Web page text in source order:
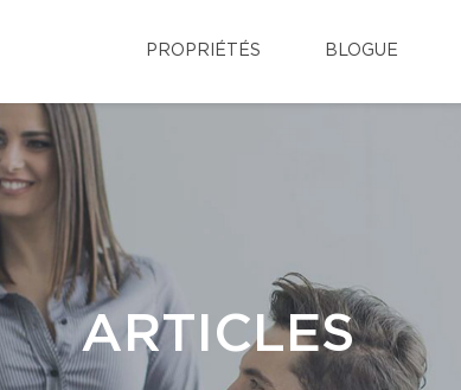
PROPRIÉTÉS BLOGUE
ARTICLES